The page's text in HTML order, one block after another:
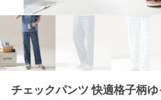
チェックパンツ 快適格子柄